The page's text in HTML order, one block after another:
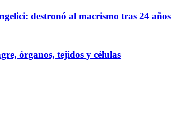
destronó al macrismo tras 24 años
órganos, tejidos y células